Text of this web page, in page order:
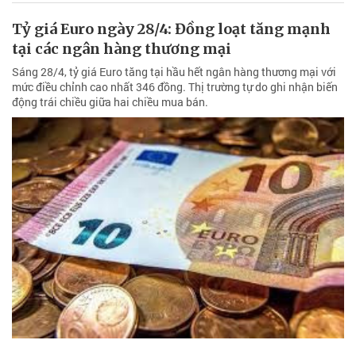
Tỷ giá Euro ngày 28/4: Đồng loạt tăng mạnh
tại các ngân hàng thương mại
Sáng 28/4, tỷ giá Euro tăng tại hầu hết ngân hàng thương mại với
mức điều chỉnh cao nhất 346 đồng. Thị trường tự do ghi nhận biến
động trái chiều giữa hai chiều mua bán.